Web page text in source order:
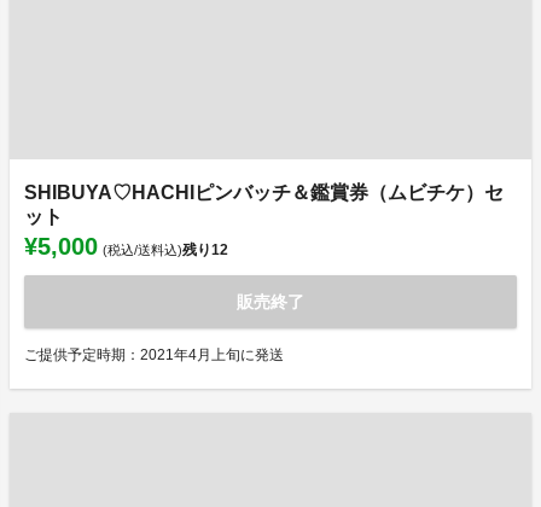
SHIBUYA♡HACHIピンバッチ＆鑑賞券（ムビチケ）セ
ット
¥5,000 (税込/送料込)残り12
販売終了
ご提供予定時期：2021年4月上旬に発送